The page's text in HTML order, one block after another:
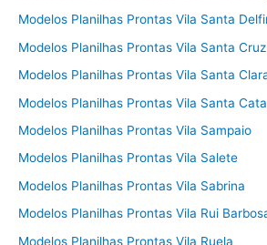
Modelos Planilhas Prontas Vila Santa
Modelos Planilhas Prontas Vila Santa Cruz
Modelos Planilhas Prontas Vila Santa
Modelos Planilhas Prontas Vila Santa
Modelos Planilhas Prontas Vila Sampaio
Modelos Planilhas Prontas Vila Salete
Modelos Planilhas Prontas Vila Sabrina
Modelos Planilhas Prontas Vila Rui
Modelos Planilhas Prontas Vila Ruela